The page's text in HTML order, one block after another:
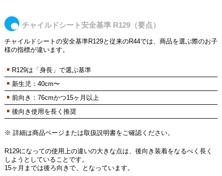
チャイルドシート安全基準 R129（要点）
チャイルドシートの安全基準R129と従来のR44では、商品を選ぶ際のお子
様の指標が違います。
R129は「身長」で選ぶ基準
新生児：40cm〜
前向き：76cmかつ15ヶ月以上
後向き使用を長く推奨
※ 詳細は商品ページまたは取扱説明書をご確認ください。
R129になっての使用上の違いの大きな点は、後向き装着をなるべく長く
しようとしていることです。
15ヶ月までは後ろ向きで、となっています。